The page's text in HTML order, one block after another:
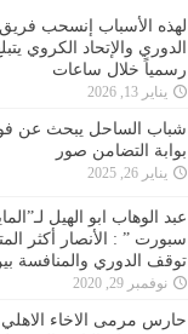
لهذه الأسباب إنسحب
الدوري والإتحاد الكروي
رسمياً خلال ساعات
يناير 13, 2026
شباب الساحل يبحث عن
بوابة التضامن صور
يناير 26, 2025
عبد الوهاب ابو الهيل
سبورت ” : الأنصار أكثر
توقف الدوري والمنافسة بين 7
نوفمبر 29, 2020
حارس مرمى الاخاء